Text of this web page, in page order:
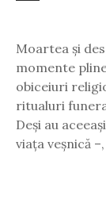
Moartea și
momente
obiceiuri
ritualuri
Deși au
viața veșnică